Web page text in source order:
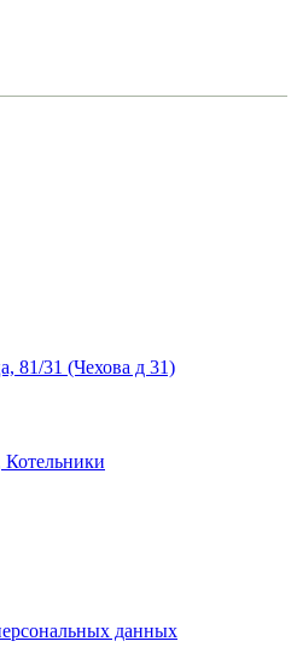
81/31 (Чехова д 31)
Котельники
данных